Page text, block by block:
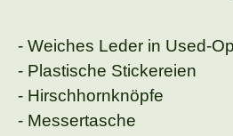
- Weiches Leder in Used-
- Plastische Stickereien
- Hirschhornknöpfe
- Messertasche